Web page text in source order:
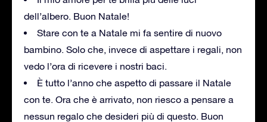
dell’albero. Buon Natale!
Stare con te a Natale mi fa sentire di nuovo
bambino. Solo che, invece di aspettare i regali, non
vedo l’ora di ricevere i nostri baci.
È tutto l’anno che aspetto di passare il Natale
con te. Ora che è arrivato, non riesco a pensare a
nessun regalo che desideri più di questo. Buon